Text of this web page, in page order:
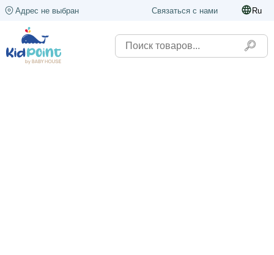
Адрес не выбран Связаться с нами Ru